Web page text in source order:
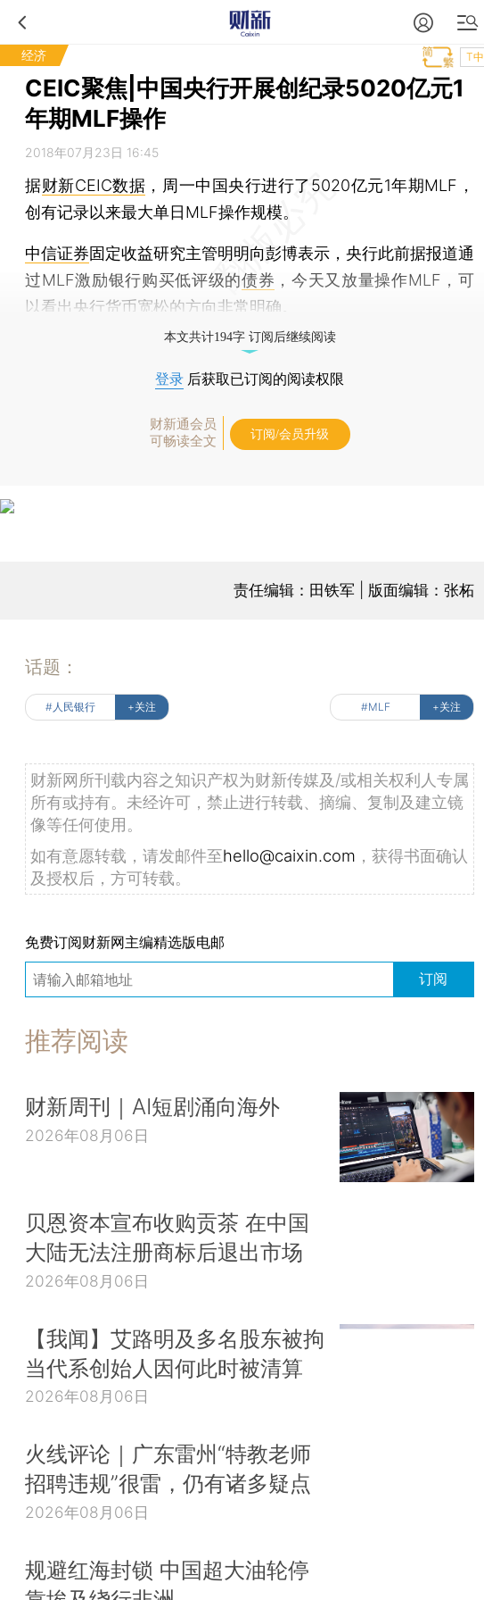
经济 T中
CEIC聚焦|中国央行开展创纪录5020亿元1
年期MLF操作
2018年07月23日 16:45
据财新CEIC数据 ，周一中国央行进行了5020亿元1年期MLF，
创有记录以来最大单日MLF操作规模。
中信证券固定收益研究主管明明向彭博表示，央行此前据报道通
过MLF激励银行购买低评级的债券 ，今天又放量操作MLF，可
以看出央行货币宽松的方向非常明确。
本文共计194字 订阅后继续阅读
登录 后获取已订阅的阅读权限
财新通会员
可畅读全文
订阅/会员升级
责任编辑：田铁军 | 版面编辑：张柘
话题：
#人民银行 +关注 #MLF +关注
财新网所刊载内容之知识产权为财新传媒及/或相关权利人专属
所有或持有。未经许可，禁止进行转载、摘编、复制及建立镜
像等任何使用。
如有意愿转载，请发邮件至hello@caixin.com ，获得书面确认
及授权后，方可转载。
免费订阅财新网主编精选版电邮
订阅
推荐阅读
财新周刊｜AI短剧涌向海外
2026年08月06日
贝恩资本宣布收购贡茶 在中国
大陆无法注册商标后退出市场
2026年08月06日
【我闻】艾路明及多名股东被拘
当代系创始人因何此时被清算
2026年08月06日
火线评论｜广东雷州“特教老师
招聘违规”很雷，仍有诸多疑点
2026年08月06日
规避红海封锁 中国超大油轮停